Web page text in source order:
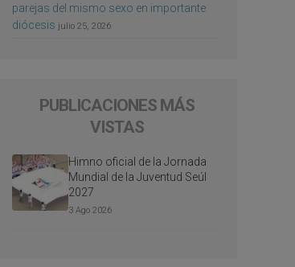
parejas del mismo sexo en importante
diócesis julio 25, 2026
PUBLICACIONES MÁS
VISTAS
Himno oficial de la Jornada
Mundial de la Juventud Seúl
2027
3 Ago 2026